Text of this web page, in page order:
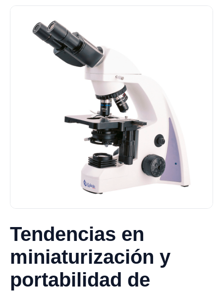
Tendencias en
miniaturización y
portabilidad de